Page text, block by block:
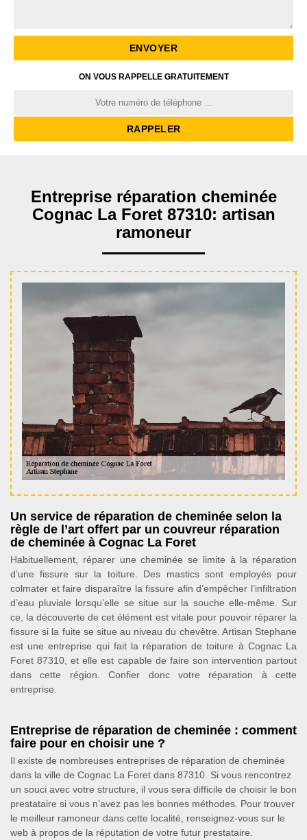
ON VOUS RAPPELLE GRATUITEMENT
Entreprise réparation cheminée
Cognac La Foret 87310: artisan
ramoneur
Un service de réparation de cheminée selon la
règle de l’art offert par un couvreur réparation
de cheminée à Cognac La Foret
Habituellement, réparer une cheminée se limite à la réparation
d’une fissure sur la toiture. Des mastics sont employés pour
colmater et faire disparaître la fissure afin d’empêcher l’infiltration
d’eau pluviale lorsqu’elle se situe sur la souche elle-même. Sur
ce, la découverte de cet élément est vitale pour pouvoir réparer la
fissure si la fuite se situe au niveau du chevêtre. Artisan Stephane
est une entreprise qui fait la réparation de toiture à Cognac La
Foret 87310, et elle est capable de faire son intervention partout
dans cette région. Confier donc votre réparation à cette
entreprise.
Entreprise de réparation de cheminée : comment
faire pour en choisir une ?
Il existe de nombreuses entreprises de réparation de cheminée
dans la ville de Cognac La Foret dans 87310. Si vous rencontrez
un souci avec votre structure, il vous sera difficile de choisir le bon
prestataire si vous n’avez pas les bonnes méthodes. Pour trouver
le meilleur ramoneur dans cette localité, renseignez-vous sur le
web à propos de la réputation de votre futur prestataire.